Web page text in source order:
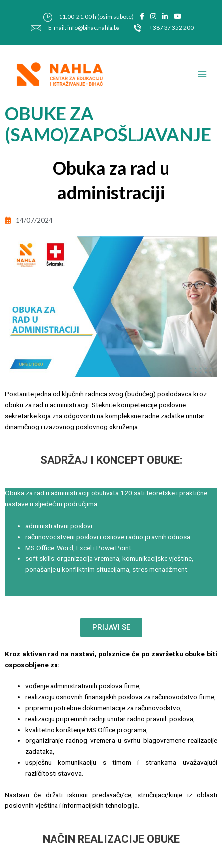
11.00-21.00 h (osim subote)
E-mail: info@bihac.nahla.ba
+387 37 352 200
Menu
OBUKE ZA
(SAMO)ZAPOŠLJAVANJE
Obuka za rad u
administraciji
14/07/2024
Postanite jedna od ključnih radnica svog (budućeg) poslodavca kroz
obuku za rad u administraciji. Steknite kompetencije poslovne
sekretarke koja zna odgovoriti na kompleksne radne zadatke unutar
dinamičnog i izazovnog poslovnog okruženja.
SADRŽAJ I KONCEPT OBUKE:
Obuka za rad u administraciji obuhvata 120 sati teoretske i praktične
nastave u sljedećim područjima:
administrativni poslovi
računovodstveni poslovi i osnove radno pravnih odnosa
MS Office: Word, Excel i PowerPoint
soft skills: organizacija vremena, komunikacijske vještine,
ponašanje u konfliktnim situacijama, stres menadžment.
PRIJAVI SE
Kroz aktivan rad na nastavi, polaznice će po završetku obuke biti
osposobljene za:
vođenje administrativnih poslova firme,
realizaciju osnovnih finansijskih poslova za računovodstvo firme,
pripremu potrebne dokumentacije za računovodstvo,
realizaciju pripremnih radnji unutar radno pravnih poslova,
kvalitetno korištenje MS Office programa,
organiziranje radnog vremena u svrhu blagovremene realizacije
zadataka,
uspješnu komunikaciju s timom i strankama uvažavajući
različitosti stavova.
Nastavu će držati iskusni predavači/ce, stručnjaci/kinje iz oblasti
poslovnih vještina i informacijskih tehnologija.
NAČIN REALIZACIJE OBUKE